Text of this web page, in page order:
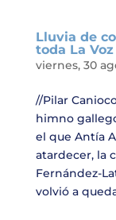
Lluvia de
toda La Voz
viernes, 30
//Pilar
himno
el que Antía
atardecer, la
Fernández-
volvió a